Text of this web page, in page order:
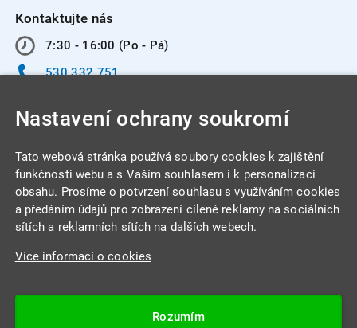
Kontaktujte nás
7:30 - 16:00 (Po - Pá)
530 332 751
INTEGRA CENTRUM s.r.o.
Jabloňová 662/7
Datová schránka: 4beca6d
Nastavení ochrany soukromí
Tato webová stránka používá soubory cookies k zajištění
funkčnosti webu a s Vaším souhlasem i k personalizaci
obsahu. Prosíme o potvrzení souhlasu s využíváním cookies
a předáním údajů pro zobrazení cílené reklamy na sociálních
sítích a reklamních sítích na dalších webech.
Více informací o cookies
Rozumím